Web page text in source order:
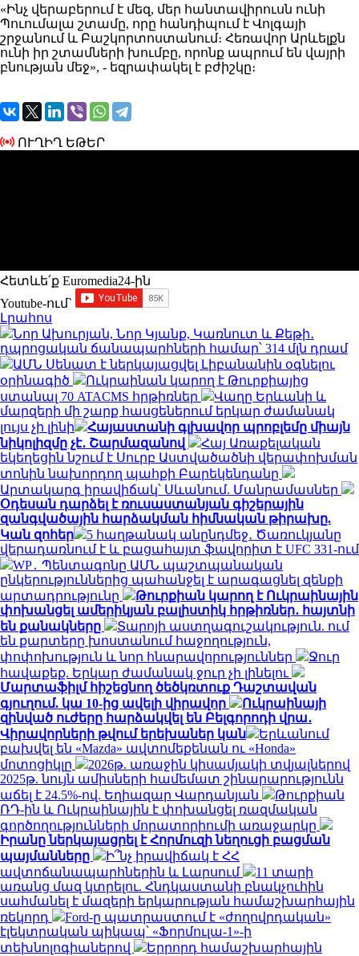
«Ինչ վերաբերում է մեզ, մեր հանտավիրուսն ունի
Պուումալա շտամը, որը հանդիպում է Վոլգայի
շրջանում և Բաշկորտոստանում։ Հեռավոր Արևելքն
ունի իր շտամների խումբը, որոնք ապրում են վայրի
բնության մեջ», - եզրափակել է բժիշկը։
ՈՒՂԻՂ ԵԹԵՐ
Հետևե՛ք Euromedia24-ին
Youtube-ում`
Լրահոս
Նոր Ախուրյան, Նոր Կյանք, Կառնուտ և Քեթի․
դպրոցական ճանապարհների համար՝ 314 մլն դրամ
ԱՄՆ Սենատ է ներկայացվել Լիբանանին օգնելու
օրինագիծ
Ուկրաինան կարող է Թուրքիայից
ստանալ 70 ATACMS հրթիռներ
Վաղը Երևանի և
մարզերի մի շարք հասցեներում երկար ժամանակ
լույս չի լինի
Հայաստանի գլխավոր պրոբլեմը միայն
նիկոլիզմը չէ․ Շարմազանով
Հայ Առաքելական
եկեղեցին նշում է Սուրբ Աստվածածնի վերափոխման
տոնին նախորդող պահքի Բարեկենդանը
Արտակարգ իրավիճակ՝ Սևանում. Մանրամասներ
Օդեսան դարձել է ռուսաստանյան գիշերային
զանգվածային հարձակման հիմնական թիրախը.
Կան զոհեր
5 հաղթանակ անընդմեջ․ Ծառուկյանը
վերադառնում է և բացահայտ ֆավորիտ է UFC 331-ում
WP․ Պենտագոնը ԱՄՆ պաշտպանական
ընկերություններից պահանջել է արագացնել զենքի
արտադրությունը
Թուրքիան կարող է Ուկրաինային
փոխանցել ամերիկյան բալիստիկ հրթիռներ․ հայտնի
են քանակները
Տարոյի աստղագուշակություն. ում
են քարտերը խոստանում հաջողություն,
փոփոխություն և նոր հնարավորություններ
Ջուր
հավաքեք. Երկար ժամանակ ջուր չի լինելու
Մարտաֆիլմ հիշեցնող ծեծկռտուք Դաշտավան
գյուղում. կա 10-ից ավելի վիրավոր
Ուկրաինայի
զինված ուժերը հարձակվել են Բելգորոդի վրա․
Վիրավորների թվում երեխաներ կան
Երևանում
բախվել են «Mazda» ավտոմեքենան ու «Honda»
մոտոցիկլը
2026թ. առաջին կիսամյակի տվյալներով
2025թ. նույն ամիսների համեմատ շինարարությունն
աճել է 24.5%-ով. Եղիազար Վարդանյան
Թուրքիան
ՌԴ-ին և Ուկրաինային է փոխանցել ռազմական
գործողությունների մորատորիումի առաջարկը
Իրանը ներկայացրել է Հորմուզի նեղուցի բացման
պայմանները
Ի՞նչ իրավիճակ է ՀՀ
ավտոճանապարհներին և Լարսում
11 տարի
առանց մազ կտրելու. Հնդկաստանի բնակչուհին
սահմանել է մազերի երկարության համաշխարհային
ռեկորդ
Ford-ը պատրաստում է «ժողովրդական»
էլեկտրական պիկապ՝ «Ֆորմուլա-1»-ի
տեխնոլոգիաներով
Երրորդ համաշխարհային